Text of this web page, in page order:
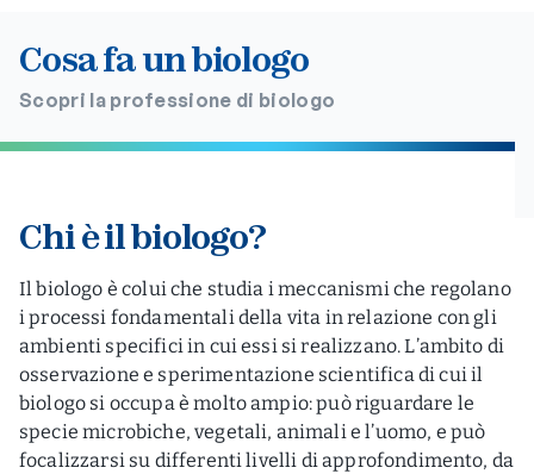
Cosa fa un biologo
Scopri la professione di biologo
Chi è il biologo?
Il biologo è colui che studia i meccanismi che regolano
i processi fondamentali della vita in relazione con gli
ambienti specifici in cui essi si realizzano. L’ambito di
osservazione e sperimentazione scientifica di cui il
biologo si occupa è molto ampio: può riguardare le
specie microbiche, vegetali, animali e l’uomo, e può
focalizzarsi su differenti livelli di approfondimento, da